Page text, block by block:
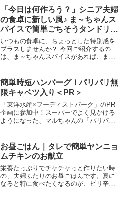
まきと、姫皮を使ったやさしいお吸い物
「若竹汁」。春の滋味が...
「今日は何作ろう？」シニア夫婦
の食卓に新しい風♪ ま～ちゃんス
パイスで簡単ごちそうタンドリー
チキン
いつもの食卓に、ちょっとした特別感を
プラスしませんか？ 今回ご紹介するの
は、ま～ちゃんスパイスがあれば、まる
リーチキンって、なんだか難しそう…」
「たくさんのスパイスを揃...
簡単時短ハンバーグ！パリパリ無
限キャベツ入り＜PR＞
「東洋水産×フーディストパーク」のPR
企画に参加中！スーパーでよく見かける
ようになった、マルちゃんの「パリパリ
単！野菜たっぷり無限キャベツ今日ご紹
介するレシピは、玉ねぎを...
お昼ごはん｜タレで簡単ヤンニョ
ムチキンのお献立
栄養たっぷりでチャチャっと作りたい時
の、夫婦ふたりのお昼ごはんです。夏に
なると特に食べたくなるのが、ピリ辛！